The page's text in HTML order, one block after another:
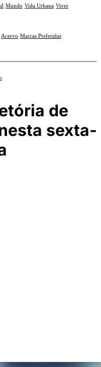
Mundo Vida Urbana Viver
Acervo Marcas Preferidas
de
sexta-